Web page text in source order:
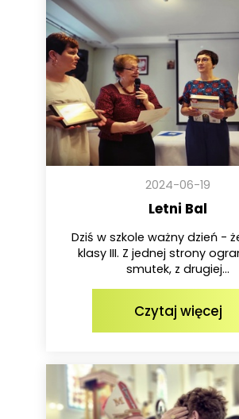
2024-06-19
Letni Bal
Dziś w szkole ważny dzień -
klasy III. Z jednej strony
smutek, z drugiej...
Czytaj więcej